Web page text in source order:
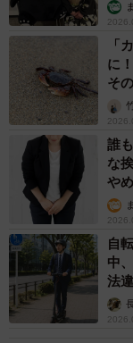
「
に
そ
誰
な
や
自
中
法
説】